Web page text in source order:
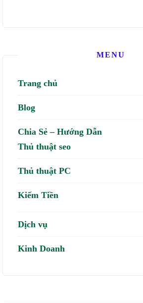
MENU
Trang chủ
Blog
Chia Sẻ – Hướng Dẫn
Thủ thuật seo
Thủ thuật PC
Kiếm Tiền
Dịch vụ
Kinh Doanh